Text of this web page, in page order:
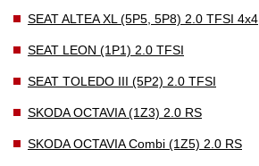
SEAT ALTEA XL (5P5, 5P8) 2.0 TFSI 4x4
SEAT LEON (1P1) 2.0 TFSI
SEAT TOLEDO III (5P2) 2.0 TFSI
SKODA OCTAVIA (1Z3) 2.0 RS
SKODA OCTAVIA Combi (1Z5) 2.0 RS